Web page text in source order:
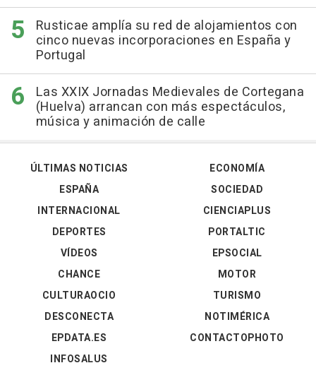
Rusticae amplía su red de alojamientos con
cinco nuevas incorporaciones en España y
Portugal
Las XXIX Jornadas Medievales de Cortegana
(Huelva) arrancan con más espectáculos,
música y animación de calle
ÚLTIMAS NOTICIAS
ESPAÑA
INTERNACIONAL
DEPORTES
VÍDEOS
ECONOMÍA
SOCIEDAD
CIENCIAPLUS
PORTALTIC
EPSOCIAL
CHANCE
CULTURAOCIO
DESCONECTA
EPDATA.ES
INFOSALUS
MOTOR
TURISMO
NOTIMÉRICA
CONTACTOPHOTO